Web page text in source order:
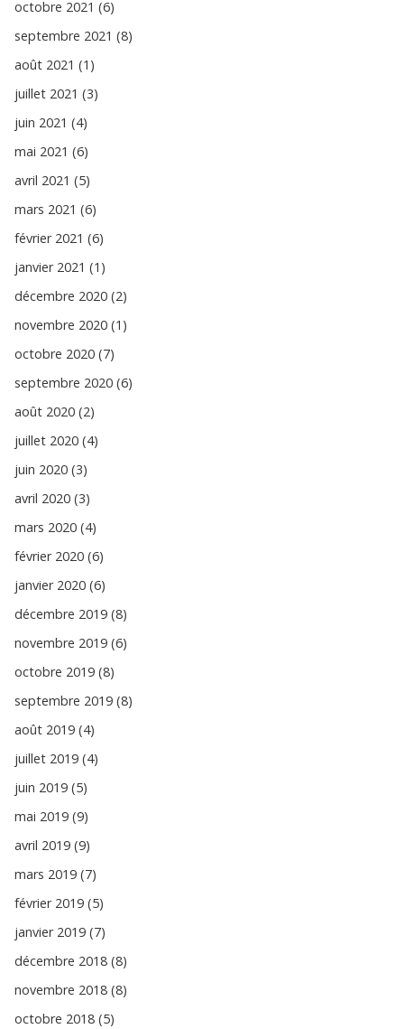
octobre 2021 (6)
septembre 2021 (8)
août 2021 (1)
juillet 2021 (3)
juin 2021 (4)
mai 2021 (6)
avril 2021 (5)
mars 2021 (6)
février 2021 (6)
janvier 2021 (1)
décembre 2020 (2)
novembre 2020 (1)
octobre 2020 (7)
septembre 2020 (6)
août 2020 (2)
juillet 2020 (4)
juin 2020 (3)
avril 2020 (3)
mars 2020 (4)
février 2020 (6)
janvier 2020 (6)
décembre 2019 (8)
novembre 2019 (6)
octobre 2019 (8)
septembre 2019 (8)
août 2019 (4)
juillet 2019 (4)
juin 2019 (5)
mai 2019 (9)
avril 2019 (9)
mars 2019 (7)
février 2019 (5)
janvier 2019 (7)
décembre 2018 (8)
novembre 2018 (8)
octobre 2018 (5)